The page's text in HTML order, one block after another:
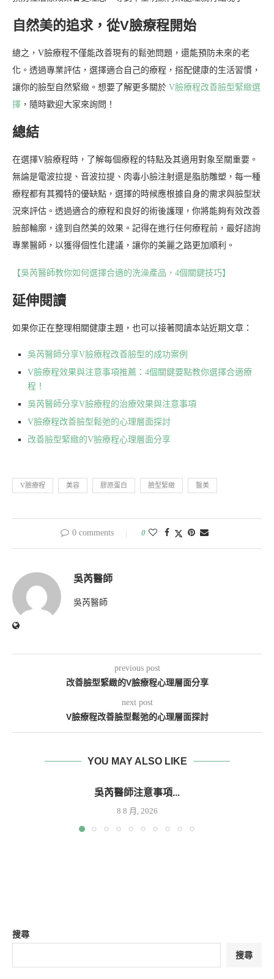
自然美的追求，從V臉療程開始
總之，V臉療程不僅能改善現有的鬆弛問題，還能預防未來的老
化。透過專業評估，選擇適合自己的療程，搭配健康的生活習慣，
讓你的臉型自然緊緻。想要了解更多關於 V臉療程改善臉型緊緻選
擇 ，隨時歡迎大家來詢問！
總結
在選擇V臉療程時，了解每個療程的特點及其適用對象至關重要。
無論是電波拉提、音波拉提、肉毒小臉注射還是脂肪雕塑，每一種
療程都有其獨特的優缺點，選擇的時候應根據自身的需求與臉型狀
況來評估。透過適合的療程和良好的術後護理，你將能夠有效改善
臉部輪廓，達到自然美的效果。記得在進行任何療程前，最好諮詢
專業醫師，以獲得個性化建議，讓你的美麗之路更加順利。
【吳芮醫師教你如何選擇合適的洗澡產品，4個關鍵技巧】
延伸閱讀
如果你正在整理相關健康主題，也可以接著閱讀本站近期文章：
吳芮醫師分享V臉療程改善臉型的成功案例
V臉療程效果與注意事項推薦：4個關鍵要點教你選擇合適療
程！
吳芮醫師分享V臉療程的治療效果與注意事項
V臉療程改善臉型鬆弛的心理層面探討
改善臉型緊緻的V臉療程心理層面分享
V臉療程 美容 膠原蛋白 臉型緊緻 醫美
0 comments 0
吳芮醫師
吳芮醫師
previous post
改善臉型緊緻的V臉療程心理層面分享
next post
V臉療程改善臉型鬆弛的心理層面探討
YOU MAY ALSO LIKE
吳芮醫師注意事項...
8 8 月, 2026
搜尋
搜尋